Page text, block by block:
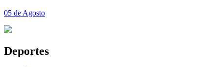
05 de Agosto
Deportes